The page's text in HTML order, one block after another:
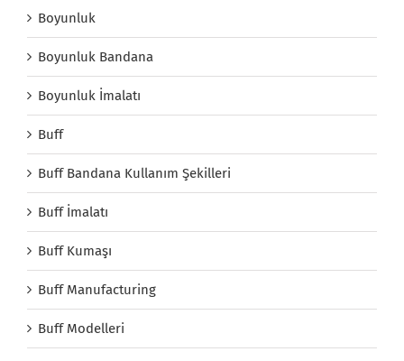
Boyunluk
Boyunluk Bandana
Boyunluk İmalatı
Buff
Buff Bandana Kullanım Şekilleri
Buff İmalatı
Buff Kumaşı
Buff Manufacturing
Buff Modelleri